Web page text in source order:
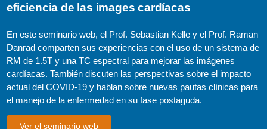
eficiencia de las images cardíacas
En este seminario web, el Prof. Sebastian Kelle y el Prof. Raman
Danrad comparten sus experiencias con el uso de un sistema de
RM de 1.5T y una TC espectral para mejorar las imágenes
cardíacas. También discuten las perspectivas sobre el impacto
actual del COVID-19 y hablan sobre nuevas pautas clínicas para
el manejo de la enfermedad en su fase postaguda.
Ver el seminario web